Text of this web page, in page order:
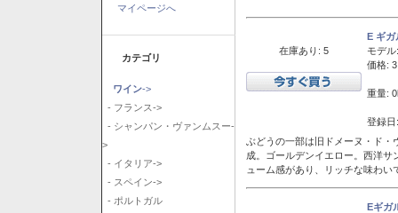
マイページへ
カテゴリ
ワイン->
- フランス->
- シャンパン・ヴァンムスー-
>
- イタリア->
- スペイン->
- ポルトガル
在庫あり: 5
E ギ
モデル:
価格:
重量:
登録
ぶどうの一部は旧ドメーヌ・ド・
成。ゴールデンイエロー。西洋
ューム感があり、リッチな味わい
Eギガ